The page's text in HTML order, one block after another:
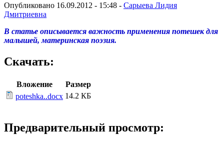
Опубликовано 16.09.2012 - 15:48 - Сарыева Лидия
Дмитриевна
В статье описывается важность применения потешек для
малышей, материнская поэзия.
Скачать:
Вложение
Размер
poteshka..docx 14.2 КБ
Предварительный просмотр: